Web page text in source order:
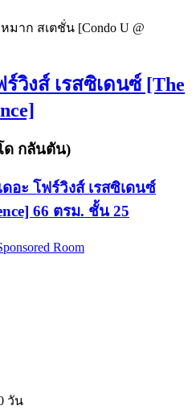
าก สเตชั่น [Condo U @
วิงส์ เรสซิเดนซ์ [The
ด กลันตัน)
อะ โฟร์วิงส์ เรสซิเดนซ์
66 ตรม. ชั้น 25
Room
วัน